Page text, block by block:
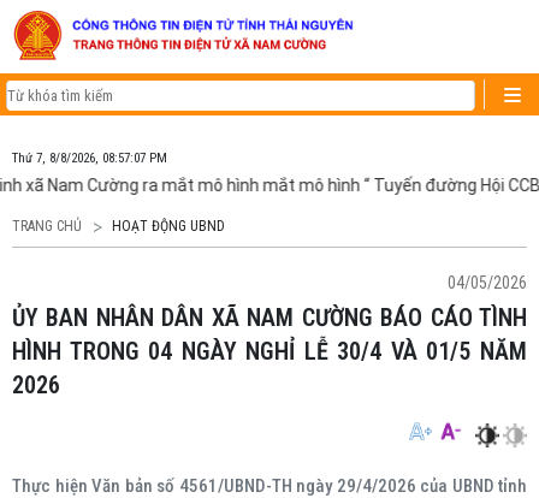
Thứ 7, 8/8/2026, 08:57:07 PM
xã Nam Cường ra mắt mô hình mắt mô hình “ Tuyến đường Hội CCB
TRANG CHỦ HOẠT ĐỘNG UBND
04/05/2026
ỦY BAN NHÂN DÂN XÃ NAM CƯỜNG BÁO CÁO TÌNH
HÌNH TRONG 04 NGÀY NGHỈ LỄ 30/4 VÀ 01/5 NĂM
2026
Thực hiện Văn bản số 4561/UBND-TH ngày 29/4/2026 của UBND tỉnh